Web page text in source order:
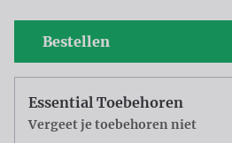
Bestellen
Essential Toebehoren
Vergeet je toebehoren niet